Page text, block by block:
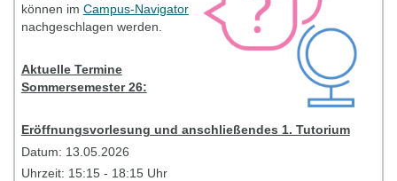
Tutorien - Information
können im Campus-Navigator
nachgeschlagen werden.
Aktuelle Termine
Sommersemester 26:
Eröffnungsvorlesung und anschließendes 1. Tutorium
Datum: 13.05.2026
Uhrzeit: 15:15 - 18:15 Uhr